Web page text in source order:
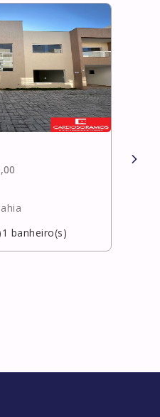
1 banheiro(s)
R$